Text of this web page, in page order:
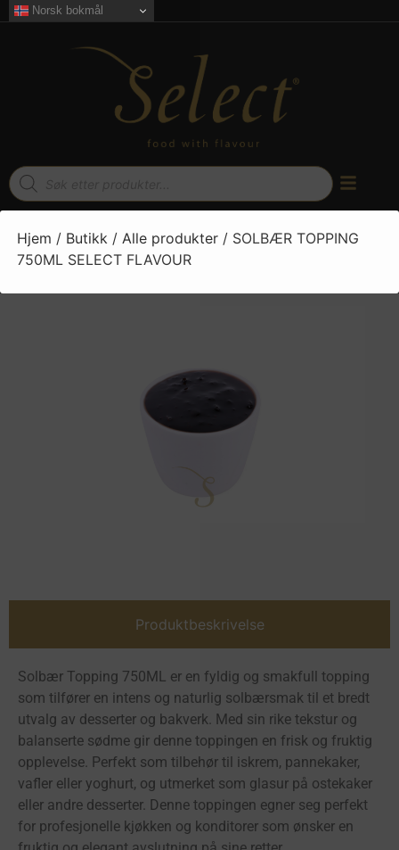
Norsk bokmål
Hjem / Butikk / Alle produkter/ SOLBÆR TOPPING
750ML SELECT FLAVOUR
Produktbeskrivelse
Solbær Topping 750ML er en fyldig og smakfull topping
som tilfører en intens og naturlig solbærsmak til et bredt
utvalg av desserter og bakverk. Med sin rike tekstur og
balanserte sødme gir denne toppingen en frisk og fruktig
opplevelse. Perfekt som tilbehør til iskrem, pannekaker,
vafler eller yoghurt, og utmerket som glasur på ostekaker
eller andre desserter. Denne toppingen egner seg perfekt
for profesjonelle kjøkken og konditorer som ønsker en